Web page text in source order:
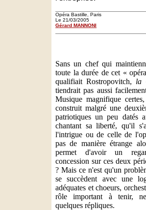
Opéra Bastille, Paris
Le 21/03/2005
Gérard MANNONI
Sans un chef qui
toute la durée de cet «
qualifiait Rostropovitch, la
tiendrait pas aussi
Musique magnifique
construit malgré une
patriotiques un peu datés
chantant sa liberté, qu'il
l'intrigue ou de celle de
pas de manière étrange
permet d'avoir un
concession sur ces deux
? Mais ce n'est qu'un
se succèdent avec une
adéquates et choeurs,
rôle important à tenir,
quelques répliques.